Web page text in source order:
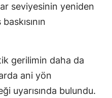
seviyesinin yeniden
gerilimin daha da
ani yön
uyarısında bulundu.